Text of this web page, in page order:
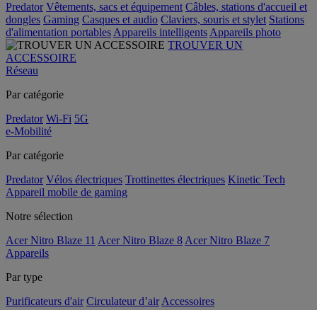
Predator Vêtements, sacs et équipement Câbles, stations d'accueil et
dongles Gaming Casques et audio Claviers, souris et stylet Stations
d'alimentation portables Appareils intelligents Appareils photo
TROUVER UN
ACCESSOIRE
Réseau
Par catégorie
Predator Wi-Fi 5G
e-Mobilité
Par catégorie
Predator Vélos électriques Trottinettes électriques Kinetic Tech
Appareil mobile de gaming
Notre sélection
Acer Nitro Blaze 11 Acer Nitro Blaze 8 Acer Nitro Blaze 7
Appareils
Par type
Purificateurs d'air Circulateur d’air Accessoires